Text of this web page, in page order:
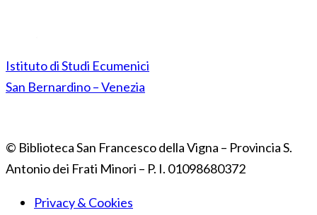
Istituto di Studi Ecumenici
San Bernardino – Venezia
© Biblioteca San Francesco della Vigna – Provincia S.
Antonio dei Frati Minori – P. I. 01098680372
Privacy & Cookies